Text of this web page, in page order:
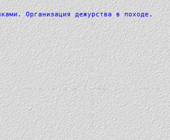
Организация дежурства в походе.